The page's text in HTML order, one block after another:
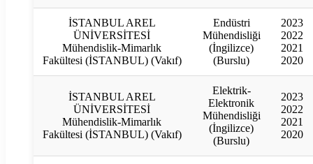
İSTANBUL AREL
ÜNİVERSİTESİ
Mühendislik-Mimarlık
Fakültesi (İSTANBUL) (Vakıf)
Endüstri
Mühendisliği
(İngilizce)
(Burslu)
2023
2022
2021
2020
İSTANBUL AREL
ÜNİVERSİTESİ
Mühendislik-Mimarlık
Fakültesi (İSTANBUL) (Vakıf)
Elektrik-
Elektronik
Mühendisliği
(İngilizce)
(Burslu)
2023
2022
2021
2020